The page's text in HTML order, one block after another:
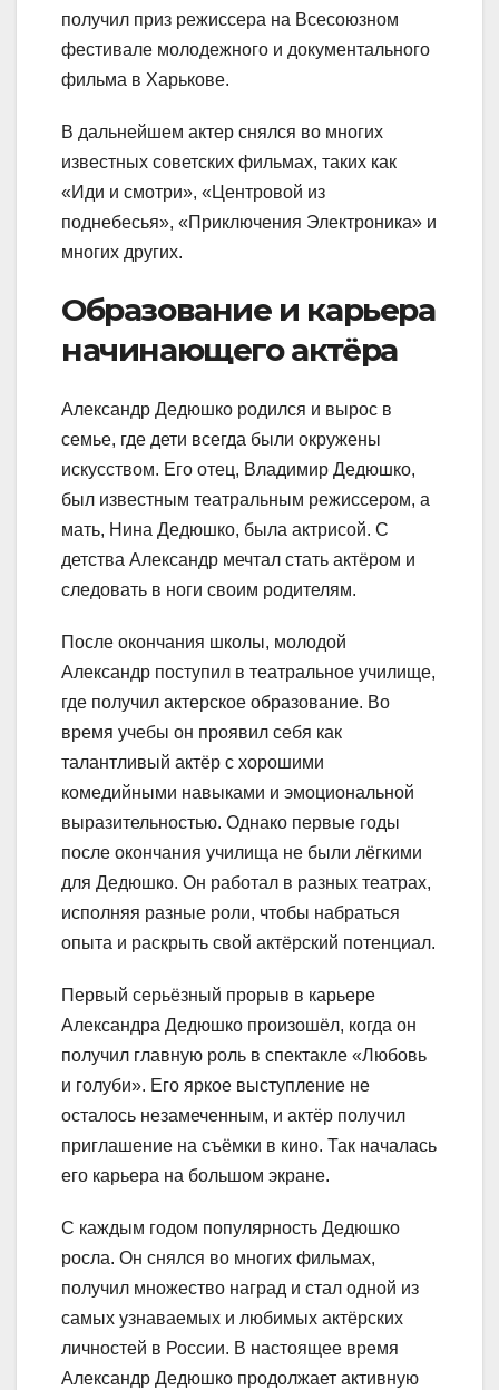
получил приз режиссера на Всесоюзном
фестивале молодежного и документального
фильма в Харькове.
В дальнейшем актер снялся во многих
известных советских фильмах, таких как
«Иди и смотри», «Центровой из
поднебесья», «Приключения Электроника» и
многих других.
Образование и карьера
начинающего актёра
Александр Дедюшко родился и вырос в
семье, где дети всегда были окружены
искусством. Его отец, Владимир Дедюшко,
был известным театральным режиссером, а
мать, Нина Дедюшко, была актрисой. С
детства Александр мечтал стать актёром и
следовать в ноги своим родителям.
После окончания школы, молодой
Александр поступил в театральное училище,
где получил актерское образование. Во
время учебы он проявил себя как
талантливый актёр с хорошими
комедийными навыками и эмоциональной
выразительностью. Однако первые годы
после окончания училища не были лёгкими
для Дедюшко. Он работал в разных театрах,
исполняя разные роли, чтобы набраться
опыта и раскрыть свой актёрский потенциал.
Первый серьёзный прорыв в карьере
Александра Дедюшко произошёл, когда он
получил главную роль в спектакле «Любовь
и голуби». Его яркое выступление не
осталось незамеченным, и актёр получил
приглашение на съёмки в кино. Так началась
его карьера на большом экране.
С каждым годом популярность Дедюшко
росла. Он снялся во многих фильмах,
получил множество наград и стал одной из
самых узнаваемых и любимых актёрских
личностей в России. В настоящее время
Александр Дедюшко продолжает активную